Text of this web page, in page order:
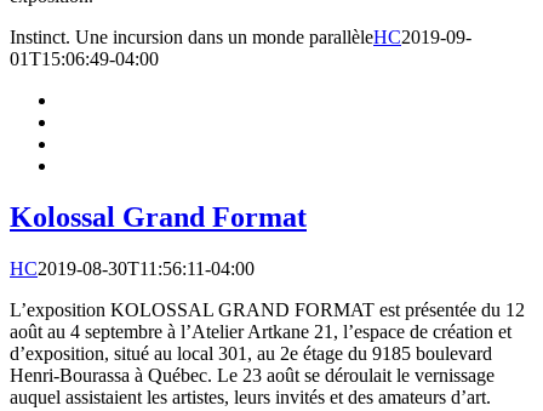
Instinct. Une incursion dans un monde parallèleHC2019-09-
01T15:06:49-04:00
Kolossal Grand Format
HC2019-08-30T11:56:11-04:00
L’exposition KOLOSSAL GRAND FORMAT est présentée du 12
août au 4 septembre à l’Atelier Artkane 21, l’espace de création et
d’exposition, situé au local 301, au 2e étage du 9185 boulevard
Henri-Bourassa à Québec. Le 23 août se déroulait le vernissage
auquel assistaient les artistes, leurs invités et des amateurs d’art.